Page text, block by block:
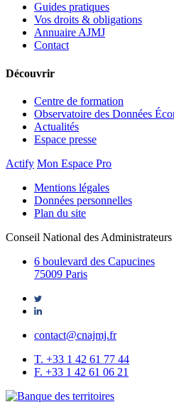
Guides pratiques
Vos droits & obligations
Annuaire AJMJ
Contact
Découvrir
Centre de formation
Observatoire des Données
Actualités
Espace presse
Actify Mon Espace Pro
Mentions légales
Données personnelles
Plan du site
Conseil National des
6 boulevard des Capucines
75009 Paris
contact@cnajmj.fr
T. +33 1 42 61 77 44
F. +33 1 42 61 06 21